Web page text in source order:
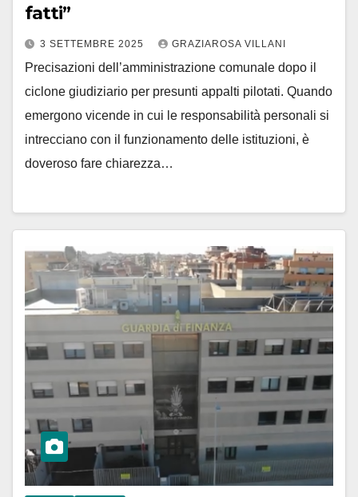
fatti”
3 SETTEMBRE 2025 GRAZIAROSA VILLANI
Precisazioni dell’amministrazione comunale dopo il
ciclone giudiziario per presunti appalti pilotati. Quando
emergono vicende in cui le responsabilità personali si
intrecciano con il funzionamento delle istituzioni, è
doveroso fare chiarezza…